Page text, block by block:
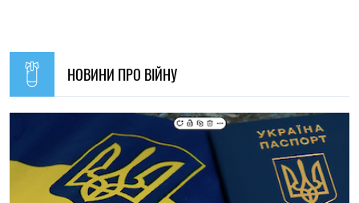
19:30, 07.08.2026
Українців за кордоном запрошують долучитися до
створення Мережі єдності: як подати пропозиції
Олена Ткаліч